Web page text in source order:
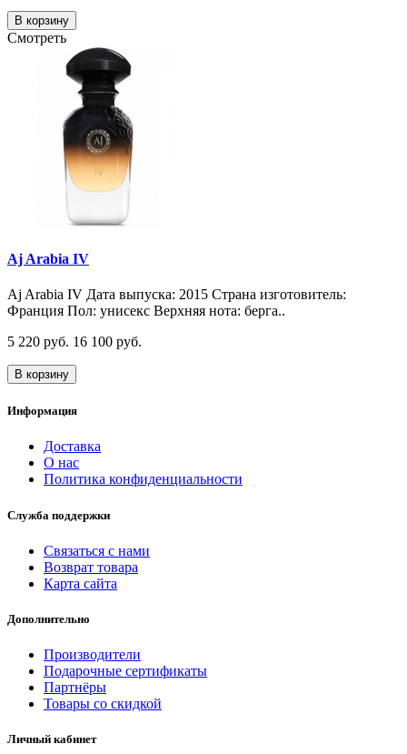
В корзину
Смотреть
Aj Arabia IV
Aj Arabia IV Дата выпуска: 2015 Страна изготовитель:
Франция Пол: унисекс Верхняя нота: берга..
5 220 руб. 16 100 руб.
В корзину
Информация
Доставка
О нас
Политика конфиденциальности
Служба поддержки
Связаться с нами
Возврат товара
Карта сайта
Дополнительно
Производители
Подарочные сертификаты
Партнёры
Товары со скидкой
Личный кабинет